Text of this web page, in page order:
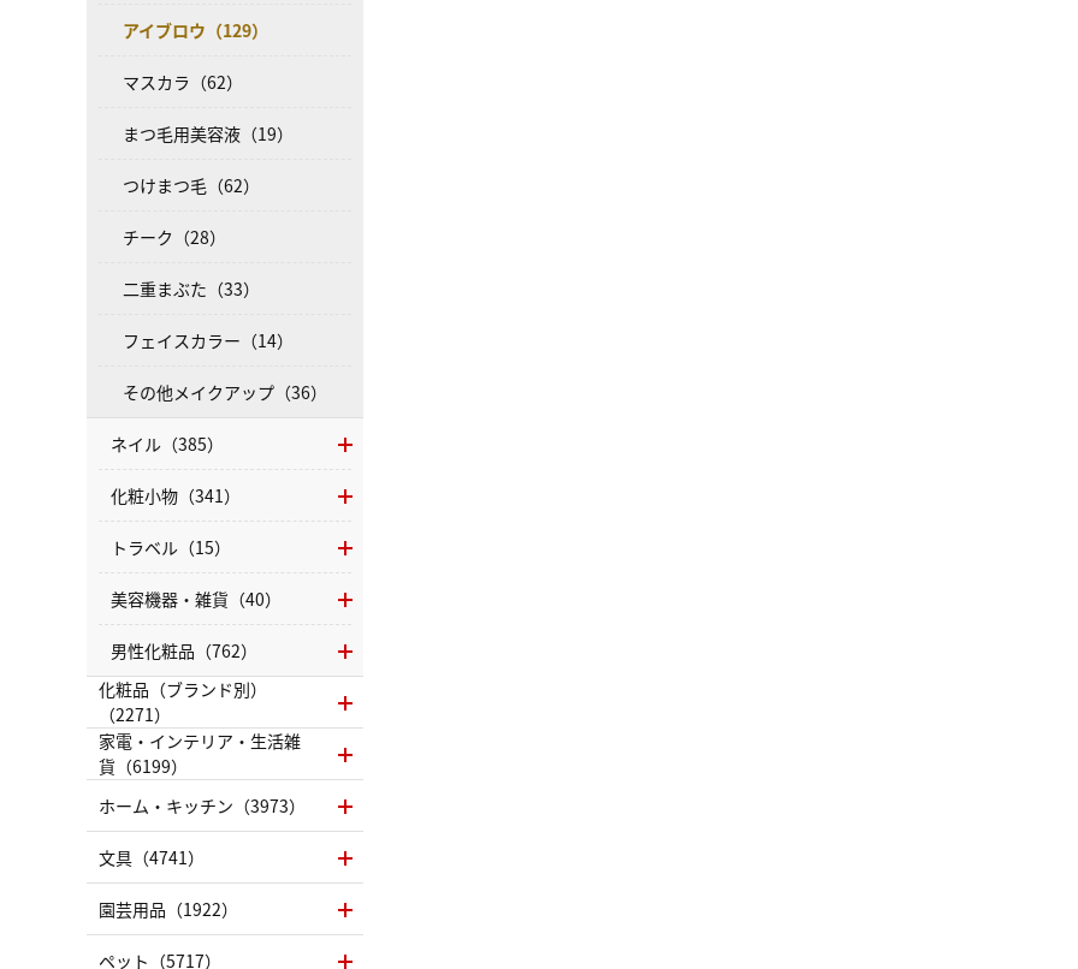
アイブロウ（129）
マスカラ（62）
まつ毛用美容液（19）
つけまつ毛（62）
チーク（28）
二重まぶた（33）
フェイスカラー（14）
その他メイクアップ（36）
ネイル（385）
化粧小物（341）
トラベル（15）
美容機器・雑貨（40）
男性化粧品（762）
化粧品（ブランド別）
（2271）
家電・インテリア・生活雑
貨（6199）
ホーム・キッチン（3973）
文具（4741）
園芸用品（1922）
ペット（5717）